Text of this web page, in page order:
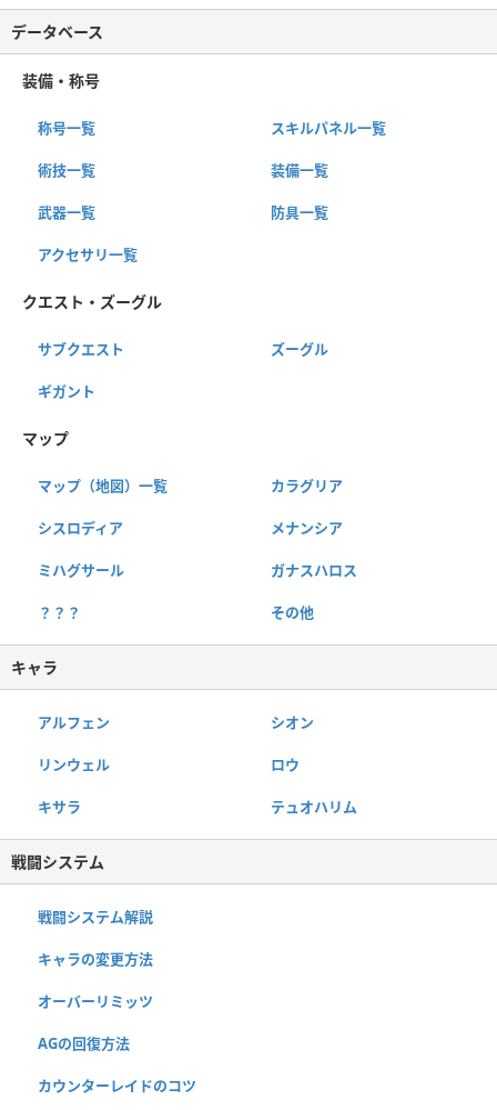
データベース
装備・称号
称号一覧 スキルパネル一覧
術技一覧 装備一覧
武器一覧 防具一覧
アクセサリ一覧
クエスト・ズーグル
サブクエスト ズーグル
ギガント
マップ
マップ（地図）一覧 カラグリア
シスロディア メナンシア
ミハグサール ガナスハロス
？？？ その他
キャラ
アルフェン シオン
リンウェル ロウ
キサラ テュオハリム
戦闘システム
戦闘システム解説
キャラの変更方法
オーバーリミッツ
AGの回復方法
カウンターレイドのコツ